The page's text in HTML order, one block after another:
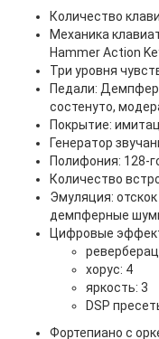
Количество
Механика
Hammer Action
Три уровня
Педали:
состенуто,
Покрытие:
Генератор
Полифония: 128-
Количество
Эмуляция:
демпферные
Цифровые
хорус: 4
яркость: 3
DSP
Фортепиано с